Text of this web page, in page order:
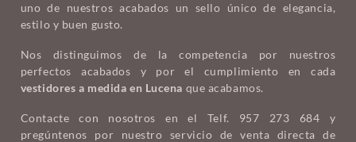
uno de nuestros acabados un sello único de elegancia,
estilo y buen gusto.
Nos distinguimos de la competencia por nuestros
perfectos acabados y por el cumplimiento en cada
vestidores a medida en Lucena que acabamos.
Contacte con nosotros en el Telf. 957 273 684 y
pregúntenos por nuestro servicio de venta directa de